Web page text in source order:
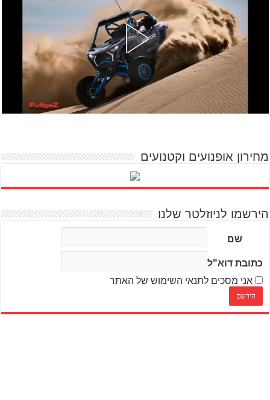
מחירון אופנועים וקטנועים
הירשמו לניוזלטר שלנו
שם
כתובת דוא"ל
אני מסכים לתנאי השימוש של האתר